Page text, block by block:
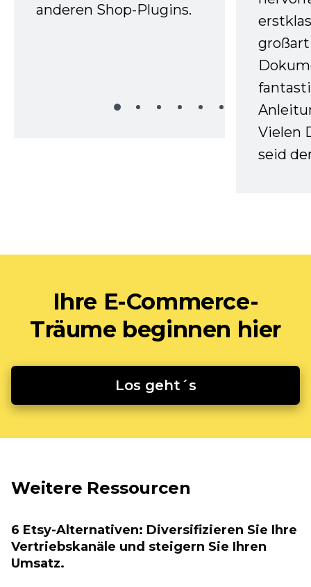
anderen Shop-Plugins.
Vielen
seid
Ihre E-Commerce-
Träume beginnen hier
Los geht´s
Weitere Ressourcen
6 Etsy-Alternativen: Diversifizieren Sie Ihre
Vertriebskanäle und steigern Sie Ihren
Umsatz.